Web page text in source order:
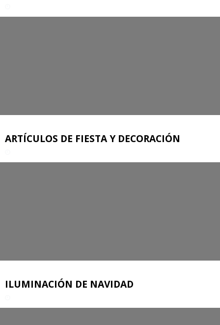
ARTÍCULOS DE FIESTA Y DECORACIÓN
ILUMINACIÓN DE NAVIDAD